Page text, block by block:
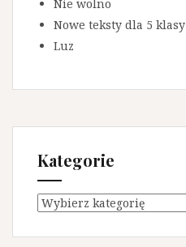
Nie wolno
Nowe teksty dla 5 klasy
Luz
Kategorie
K
t